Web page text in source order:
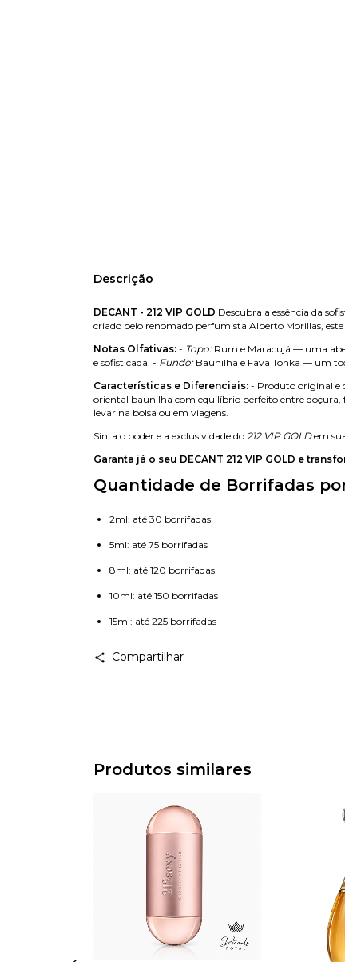
Descrição
DECANT - 212 VIP GOLD Descubra a essência da
criado pelo renomado perfumista Alberto Morillas,
Notas Olfativas: - Topo:Rum e Maracujá — uma
e sofisticada. - Fundo:Baunilha e Fava Tonka — um
Características e Diferenciais: - Produto original e
oriental baunilha com equilíbrio perfeito entre doçura,
levar na bolsa ou em viagens.
Sinta o poder e a exclusividade do 212 VIP GOLDem
Garanta já o seu DECANT 212 VIP GOLD e
Quantidade de Borrifadas
2ml: até 30 borrifadas
5ml: até 75 borrifadas
8ml: até 120 borrifadas
10ml: até 150 borrifadas
15ml: até 225 borrifadas
Compartilhar
Produtos similares